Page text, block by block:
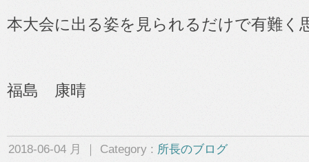
本大会に出る姿を見られるだけで有難く
福島 康晴
2018-06-04 月 ｜ Category : 所長のブログ